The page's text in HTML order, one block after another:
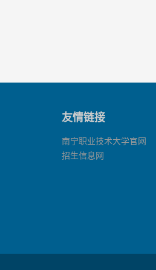
友情链接
南宁职业技术大学官网
招生信息网